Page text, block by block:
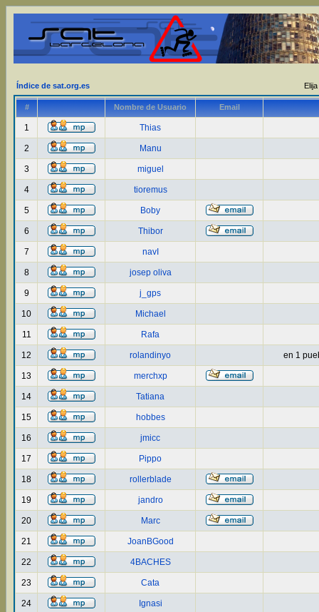
Índice de sat.org.es
# Nombre de Usuario Email
1 Thias
2 Manu
3 miguel
4 tioremus
5 Boby
6 Thibor
7 navI
8 josep oliva
9 j_gps
10 Michael
11 Rafa
12 rolandinyo en 1
13 merchxp
14 Tatiana
15 hobbes
16 jmicc
17 Pippo
18 rollerblade
19 jandro
20 Marc
21 JoanBGood
22 4BACHES
23 Cata
24 Ignasi